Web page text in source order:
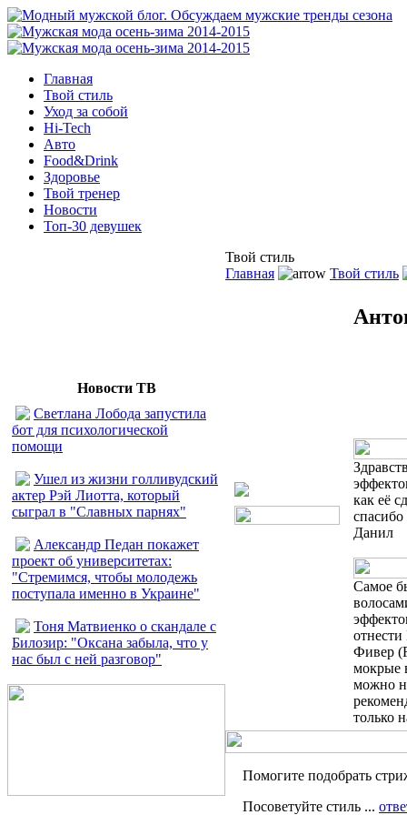
Главная
Твой стиль
Уход за собой
Hi-Tech
Авто
Food&Drink
Здоровье
Твой тренер
Новости
Топ-30 девушек
Новости ТВ
Светлана Лобода запустила
бот для психологической
помощи
Ушел из жизни голливудский
актер Рэй Лиотта, который
сыграл в "Славных парнях"
Александр Педан покажет
проект об университетах:
"Стремимся, чтобы молодежь
поступала именно в Украине"
Тоня Матвиенко о скандале с
Билозир: "Оксана забыла, что у
нас был с ней разговор"
Твой стиль
Главная
Твой стиль
как её
спасибо
Данил
Самое
Фивер
мокрые
можно
только
Помогите подобрать
Посоветуйте стиль ...